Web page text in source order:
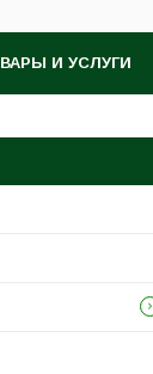
И УСЛУГИ